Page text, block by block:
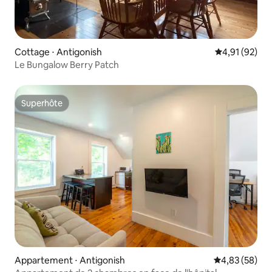
Cottage ⋅ Antigonish Évaluation
4,91 (92)
Le Bungalow Berry Patch
Superhôte
Superhôte
Appartement ⋅ Antigonish Évaluation
4,83 (58)